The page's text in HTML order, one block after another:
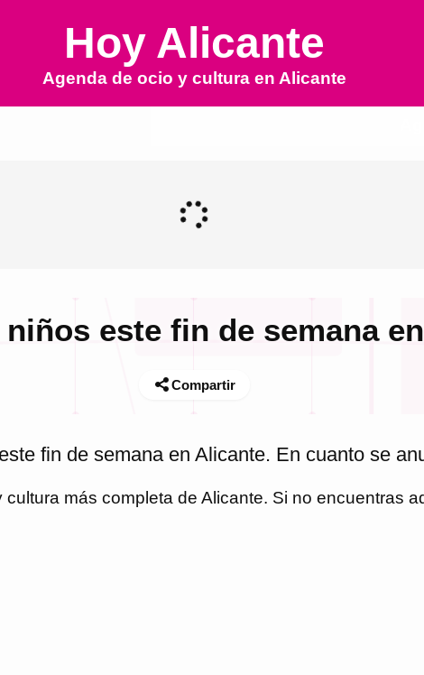
Hoy Alicante
Agenda de ocio y cultura en Alicante
este fin de semana
Compartir
fin de semana en Alicante. En cuanto se
cultura más completa de Alicante. Si no encuentras